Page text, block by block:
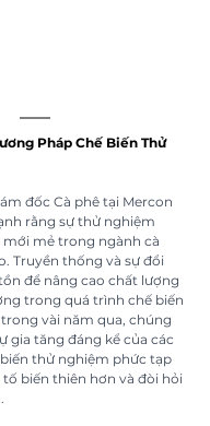
Pháp Chế Biến Thử
đốc Cà phê tại Mercon
rằng sự thử nghiệm
mới mẻ trong ngành cà
Truyền thống và sự đổi
để nâng cao chất lượng
trong quá trình chế biến
vài năm qua, chúng
gia tăng đáng kể của các
thử nghiệm phức tạp
tố biến thiên hơn và đòi hỏi